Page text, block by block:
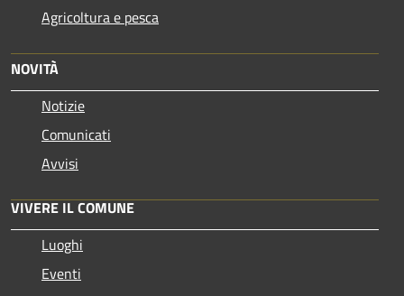
Agricoltura e pesca
NOVITÀ
Notizie
Comunicati
Avvisi
VIVERE IL COMUNE
Luoghi
Eventi